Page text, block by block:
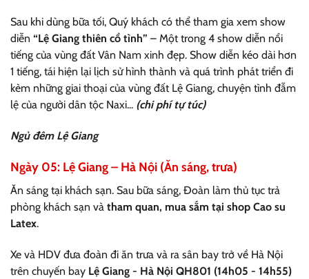
Sau khi dùng bữa tối, Quý khách có thể tham gia xem show
diễn “Lệ Giang thiên cổ tình” – Một trong 4 show diễn nổi
tiếng của vùng đất Vân Nam xinh đẹp. Show diễn kéo dài hơn
1 tiếng, tái hiện lại lịch sử hình thành và quá trình phát triển đi
kèm những giai thoại của vùng đất Lệ Giang, chuyện tình đẫm
lệ của người dân tộc Naxi... (chi phí tự túc)
Ngủ đêm Lệ Giang
Ngày 05: Lệ Giang – Hà Nội (Ăn sáng, trưa)
Ăn sáng tại khách sạn. Sau bữa sáng, Đoàn làm thủ tục trả
phòng khách sạn và tham quan, mua sắm tại shop Cao su
Latex.
Xe và HDV đưa đoàn đi ăn trưa và ra sân bay trở về Hà Nội
trên chuyến bay Lệ Giang - Hà Nội QH801 (14h05 - 14h55)